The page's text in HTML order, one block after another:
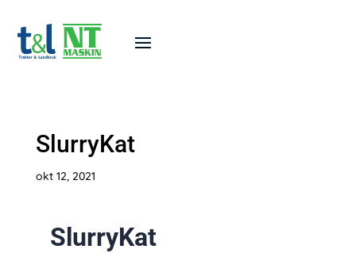
SlurryKat
okt 12, 2021
SlurryKat